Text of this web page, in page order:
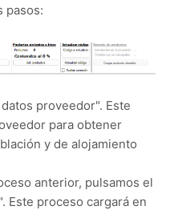
pasos:
proveedor". Este
para obtener
y de alojamiento
anterior, pulsamos el
Este proceso cargará en